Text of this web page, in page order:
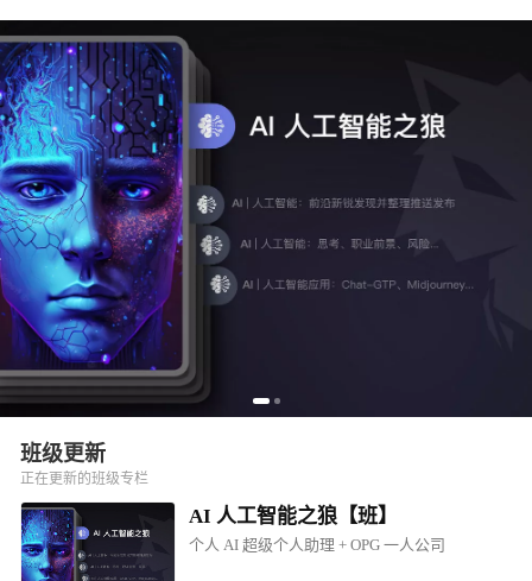
班级更新
正在更新的班级专栏
AI 人工智能之狼【班】
个人 AI 超级个人助理 + OPG 一人公司